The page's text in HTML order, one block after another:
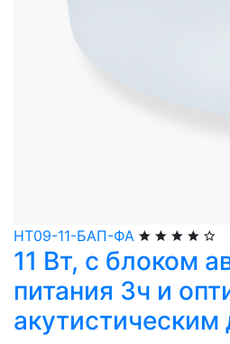
НТ09-11-БАП-ФА
11 Вт, с блоком
питания 3ч и
акутистическим